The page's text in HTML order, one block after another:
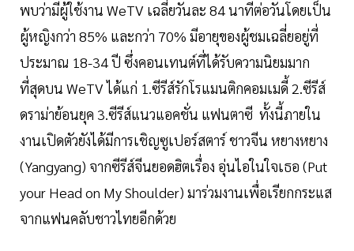
พบว่ามีผู้ใช้งาน WeTV เฉลี่ยวันละ 84 นาทีต่อวันโดยเป็น
ผู้หญิงกว่า 85% และกว่า 70% มีอายุของผู้ชมเฉลี่ยอยู่ที่
ประมาณ 18-34 ปี ซึ่งคอนเทนต์ที่ได้รับความนิยมมาก
ที่สุดบน WeTV ได้แก่ 1.ซีรีส์รักโรแมนติกคอมเมดี้ 2.ซีรีส์
ดราม่าย้อนยุค 3.ซีรีส์แนวแอคชั่น แฟนตาซี ทั้งนี้ภายใน
งานเปิดตัวยังได้มีการเชิญซูเปอร์สตาร์ ชาวจีน หยางหยาง
(Yangyang) จากซีรีส์จีนยอดฮิตเรื่อง อุ่นไอในใจเธอ (Put
your Head on My Shoulder) มาร่วมงานเพื่อเรียกกระแส
จากแฟนคลับชาวไทยอีกด้วย